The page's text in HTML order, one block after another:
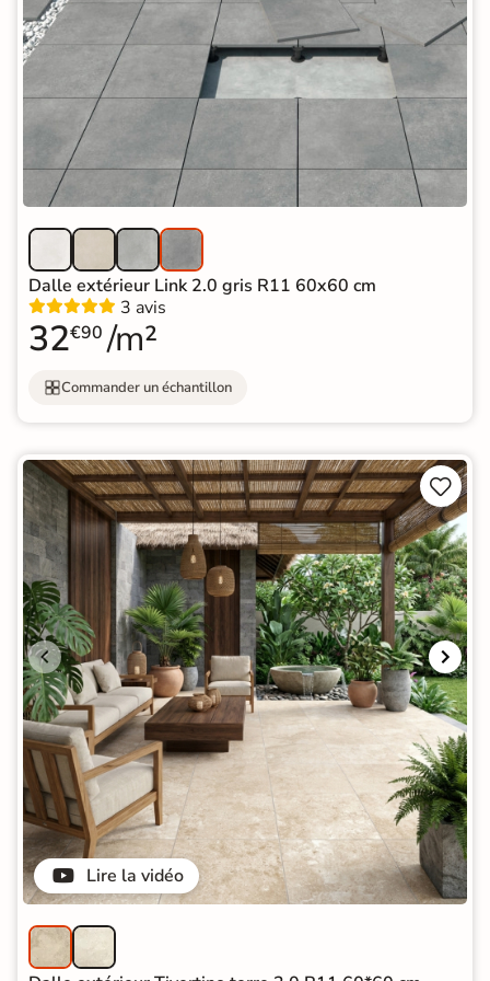
Dalle extérieur Link 2.0 gris R11 60x60 cm
3 avis
32€90 /m²
Commander un échantillon
Lire la vidéo

